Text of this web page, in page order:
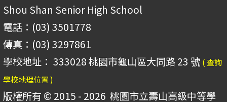
Shou Shan Senior High School
電話：(03) 3501778
傳真：(03) 3297861
學校地址： 333028 桃園市龜山區大同路 23 號 ( 查詢
學校地理位置 )
版權所有 © 2015 - 2026 桃園市立壽山高級中等學